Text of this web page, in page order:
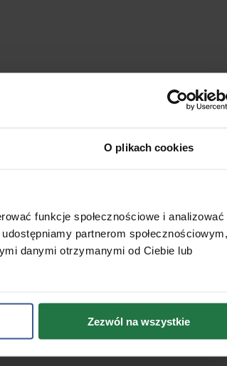
O plikach cookies
funkcje społecznościowe i analizować
partnerom społecznościowym,
danymi otrzymanymi od Ciebie lub
Zezwól na wszystkie